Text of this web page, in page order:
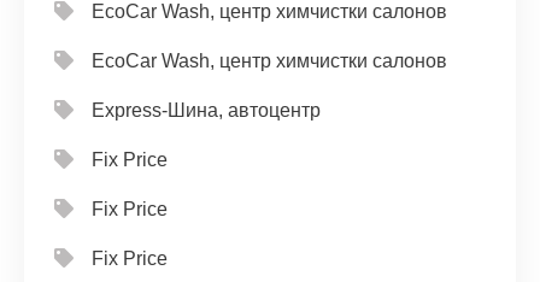
EcoCar Wash, центр химчистки салонов
EcoCar Wash, центр химчистки салонов
Express-Шина, автоцентр
Fix Price
Fix Price
Fix Price